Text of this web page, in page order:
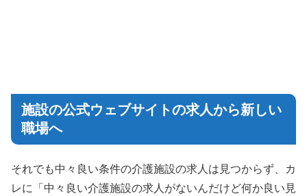
施設の公式ウェブサイトの求人から新しい
職場へ
それでも中々良い条件の介護施設の求人は見つからず、カ
レに「中々良い介護施設の求人がないんだけど何か良い見